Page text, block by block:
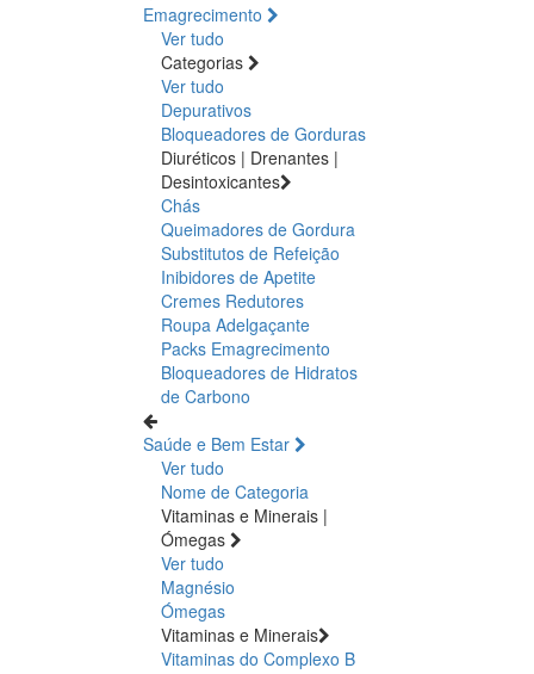
Emagrecimento
Ver tudo
Categorias
Ver tudo
Depurativos
Bloqueadores de Gorduras
Diuréticos | Drenantes |
Desintoxicantes
Chás
Queimadores de Gordura
Substitutos de Refeição
Inibidores de Apetite
Cremes Redutores
Roupa Adelgaçante
Packs Emagrecimento
Bloqueadores de Hidratos
de Carbono
Saúde e Bem Estar
Ver tudo
Nome de Categoria
Vitaminas e Minerais |
Ómegas
Ver tudo
Magnésio
Ómegas
Vitaminas e Minerais
Vitaminas do Complexo B